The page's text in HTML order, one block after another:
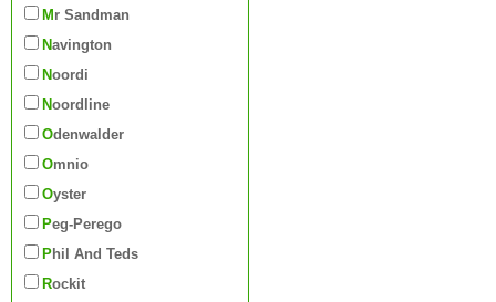
Mr Sandman
Navington
Noordi
Noordline
Odenwalder
Omnio
Oyster
Peg-Perego
Phil And Teds
Rockit